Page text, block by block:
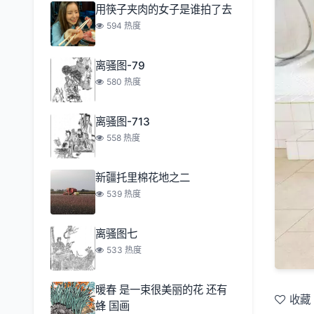
用筷子夹肉的女子是谁拍了去
594 热度
离骚图-79
580 热度
离骚图-713
558 热度
新疆托里棉花地之二
539 热度
离骚图七
533 热度
暖春 是一束很美丽的花 还有
蜂 国画
收藏